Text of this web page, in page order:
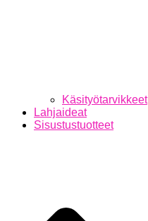
Käsityötarvikkeet
Lahjaideat
Sisustustuotteet